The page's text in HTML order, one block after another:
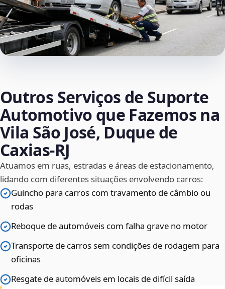
Outros Serviços de Suporte
Automotivo que Fazemos na
Vila São José, Duque de
Caxias‑RJ
Atuamos em ruas, estradas e áreas de estacionamento,
lidando com diferentes situações envolvendo carros:
Guincho para carros com travamento de câmbio ou
rodas
Reboque de automóveis com falha grave no motor
Transporte de carros sem condições de rodagem para
oficinas
Resgate de automóveis em locais de difícil saída